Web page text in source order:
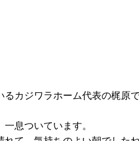
カジワラホーム代表の梶原
息ついています。